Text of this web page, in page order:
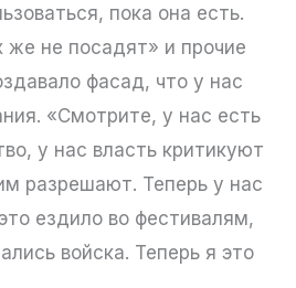
пока она есть.
же не посадят» и прочие
фасад, что у нас
«Смотрите, у нас есть
у нас власть критикуют
разрешают. Теперь у нас
ездило во фестивалям,
войска. Теперь я это